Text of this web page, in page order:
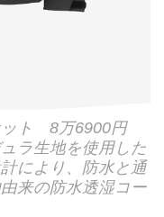
ット 8万6900円
ラ生地を使用した
により、防水と通
来の防水透湿コー